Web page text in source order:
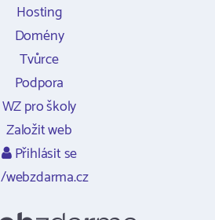
Hosting
Domény
Tvůrce
Podpora
WZ pro školy
Založit web
Přihlásit se
/webzdarma.cz